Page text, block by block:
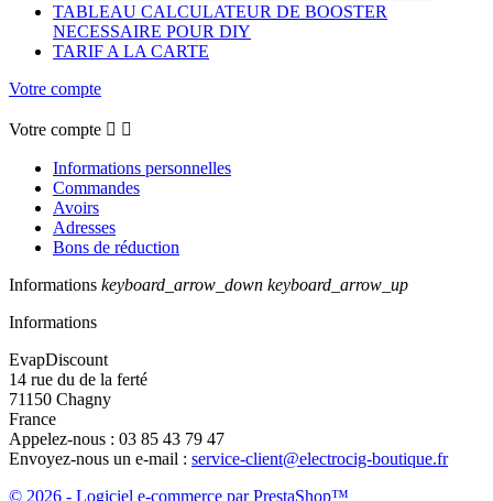
TABLEAU CALCULATEUR DE BOOSTER
NECESSAIRE POUR DIY
TARIF A LA CARTE
Votre compte
Votre compte  
Informations personnelles
Commandes
Avoirs
Adresses
Bons de réduction
Informations keyboard_arrow_down keyboard_arrow_up
Informations
EvapDiscount
14 rue du de la ferté
71150 Chagny
France
Appelez-nous : 03 85 43 79 47
Envoyez-nous un e-mail : service-client@electrocig-boutique.fr
© 2026 - Logiciel e-commerce par PrestaShop™